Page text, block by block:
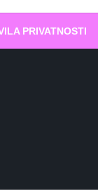
PRIVATNOSTI